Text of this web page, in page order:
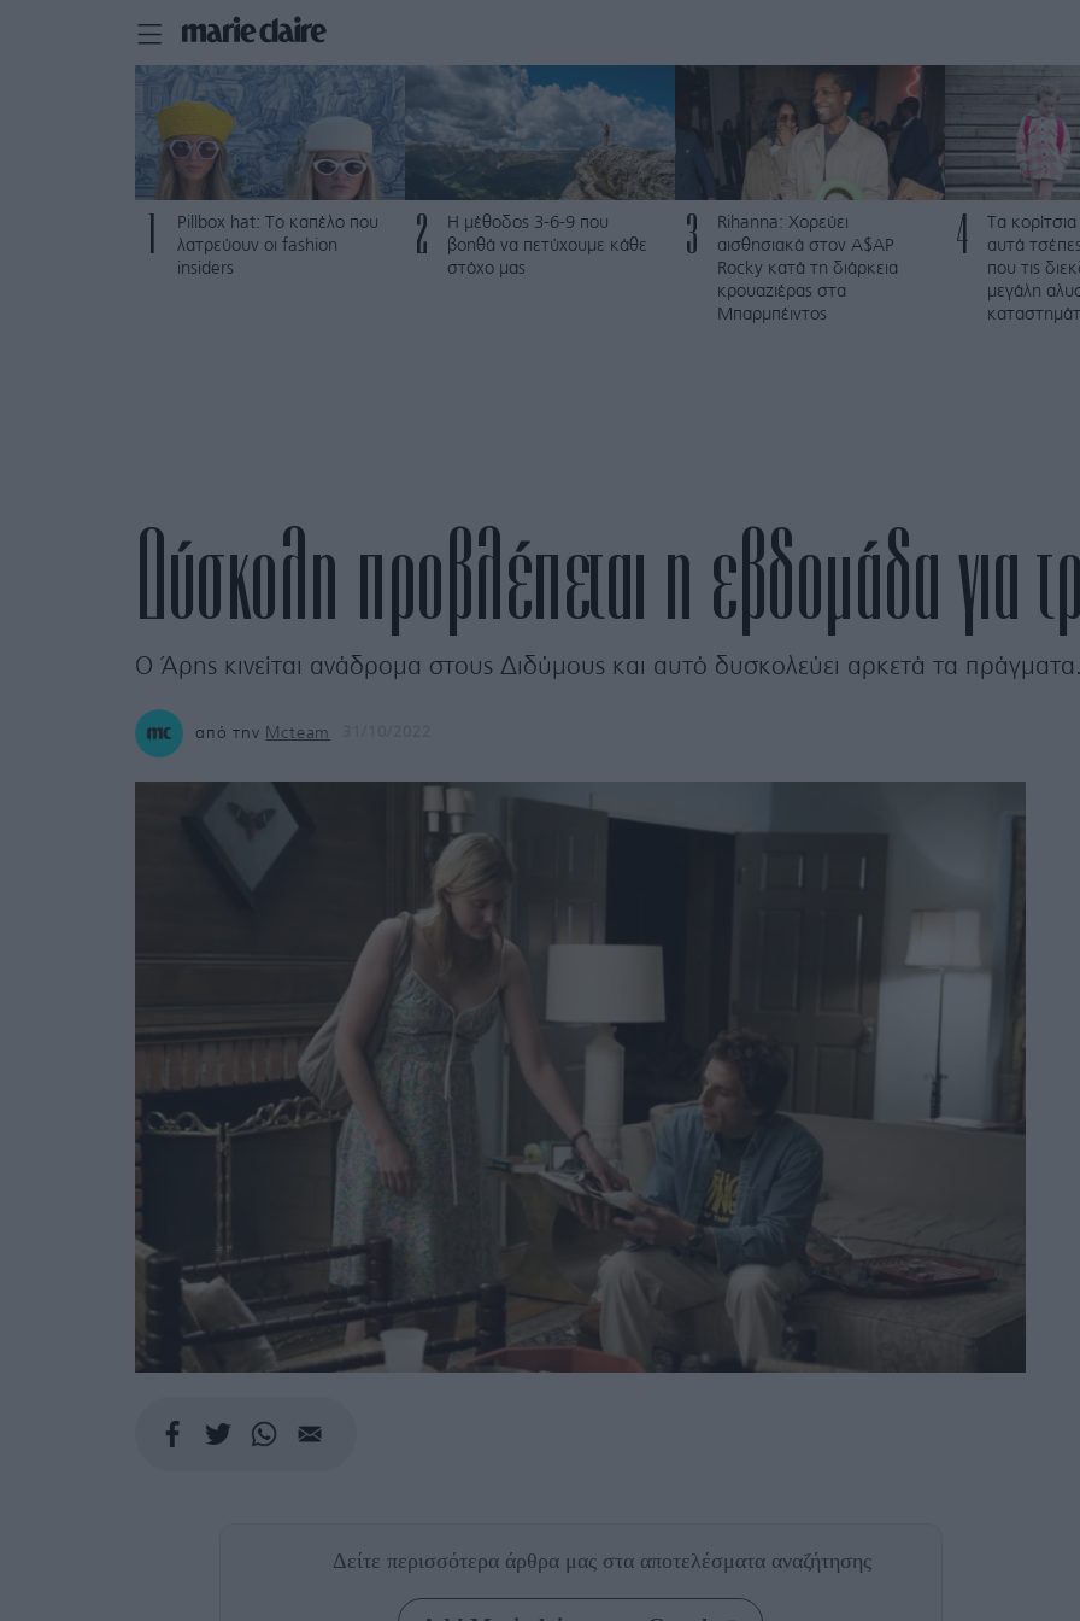
Pillbox hat: Το καπέλο που
λατρεύουν οι fashion
insiders
2
Η μέθοδος 3-6-9 που
βοηθά να πετύχουμε κάθε
στόχο μας
3
Rihanna: Χορεύει
αισθησιακά στον A$AP
Rocky κατά τη διάρκεια
κρουαζιέρας στα
Μπαρμπέιντος
4
Τα
αυτά
που τις
μεγάλη
Δύσκολη προβλέπεται η εβδομάδα για
Ο Άρης κινείται ανάδρομα στους Διδύμους και αυτό δυσκολεύει αρκετά τα πράγματα.
από την Mcteam
Δείτε περισσότερα άρθρα μας στα αποτελέσματα αναζήτησης